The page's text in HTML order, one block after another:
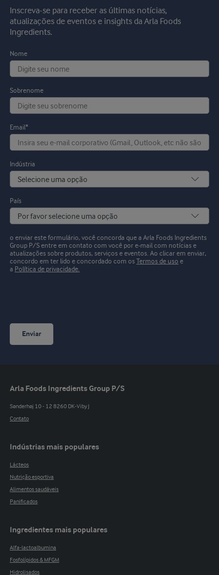
Inscreva-se para receber as últimas notícias,
atualizações de eventos e insights da Arla Foods
Ingredients.
Nome
Sobrenome
Email*
Indústria
País
o enviar este formulário, você concorda que a Arla Foods Ingredients
Group P/S entre em contato com você por e-mail com notícias e
atualizações sobre produtos, serviços e eventos. Ao clicar em enviar,
concordo em ter lido e concordado com os
Termos de uso e
a Política de privacidade.
Enviar
Arla Foods Ingredients Group P/S
Sønderhøj 10 - 12 8260 DK-Viby J
Contato
Indústrias mais populares
Lácteos
Nutrição esportiva
Alimentos saudáveis
Panificados
Ingredientes mais populares
Alfa-lactoalbumina
Fosfolípidos & MFGM
Hidrolisados